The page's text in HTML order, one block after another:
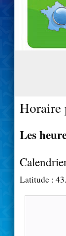
Horaire
Les
Latitude :